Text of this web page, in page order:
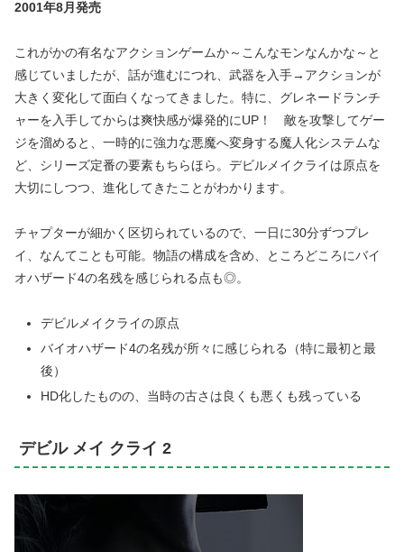
2001年8月発売
これがかの有名なアクションゲームか～こんなモンなんかな～と
感じていましたが、話が進むにつれ、武器を入手→アクションが
大きく変化して面白くなってきました。特に、グレネードランチ
ャーを入手してからは爽快感が爆発的にUP！ 敵を攻撃してゲー
ジを溜めると、一時的に強力な悪魔へ変身する魔人化システムな
ど、シリーズ定番の要素もちらほら。デビルメイクライは原点を
大切にしつつ、進化してきたことがわかります。
チャプターが細かく区切られているので、一日に30分ずつプレ
イ、なんてことも可能。物語の構成を含め、ところどころにバイ
オハザード4の名残を感じられる点も◎。
デビルメイクライの原点
バイオハザード4の名残が所々に感じられる（特に最初と最
後）
HD化したものの、当時の古さは良くも悪くも残っている
デビル メイ クライ 2